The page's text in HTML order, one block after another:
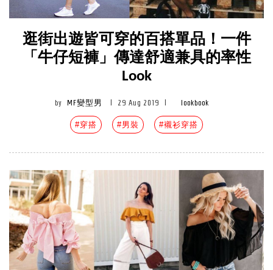
逛街出遊皆可穿的百搭單品！一件
「牛仔短褲」傳達舒適兼具的率性
Look
by MF變型男 29 Aug 2019 lookbook
#穿搭 #男裝 #襯衫穿搭